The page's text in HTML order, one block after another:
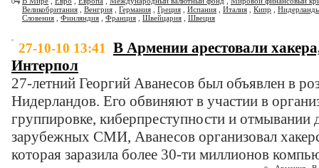
Великобритания
Венгрия Германия Греция Испания Италия Кипр
Словения
Финляндия Франция Швейцария Швеция
27-10-10 13:41
В Армении арестовали
Интерпол
27-летний Георгий Аванесов был объявлен в
Нидерландов. Его обвиняют в участии в
группировке, киберпреступности и
зарубежных СМИ, Аванесов организовал
которая заразила более 30-ти миллионов